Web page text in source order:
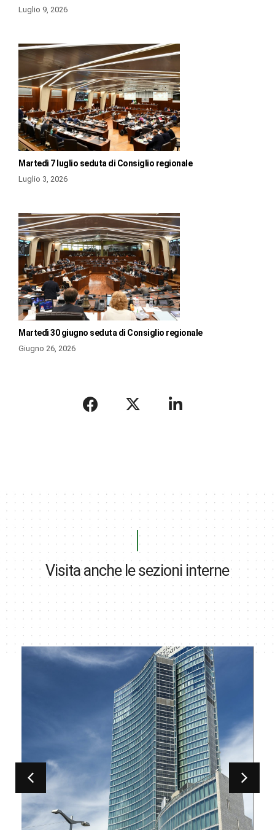
Luglio 9, 2026
Martedì 7 luglio seduta di Consiglio regionale
Luglio 3, 2026
Martedì 30 giugno seduta di Consiglio regionale
Giugno 26, 2026
Visita anche le sezioni interne